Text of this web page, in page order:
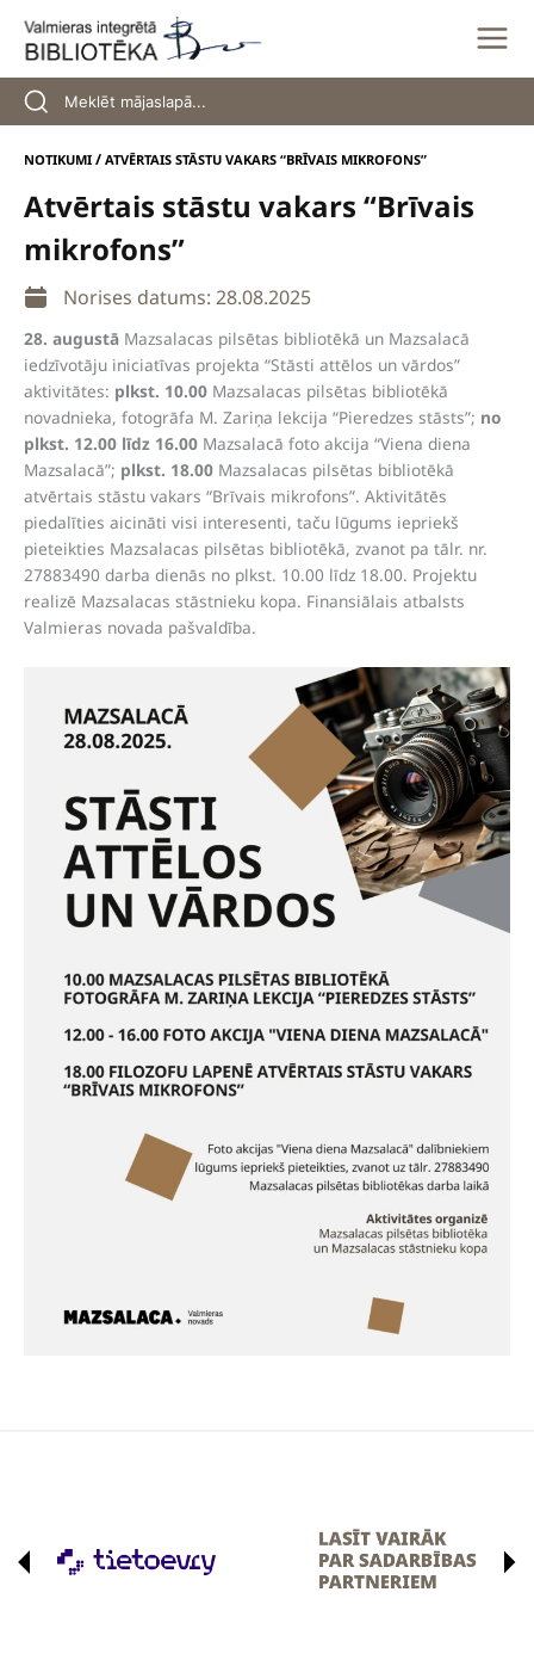
content
NOTIKUMI / ATVĒRTAIS STĀSTU VAKARS “BRĪVAIS MIKROFONS”
Atvērtais stāstu vakars “Brīvais
mikrofons”
Norises datums: 28.08.2025
28. augustā Mazsalacas pilsētas bibliotēkā un Mazsalacā
iedzīvotāju iniciatīvas projekta “Stāsti attēlos un vārdos”
aktivitātes: plkst. 10.00 Mazsalacas pilsētas bibliotēkā
novadnieka, fotogrāfa M. Zariņa lekcija “Pieredzes stāsts”; no
plkst. 12.00 līdz 16.00 Mazsalacā foto akcija “Viena diena
Mazsalacā”; plkst. 18.00 Mazsalacas pilsētas bibliotēkā
atvērtais stāstu vakars “Brīvais mikrofons”. Aktivitātēs
piedalīties aicināti visi interesenti, taču lūgums iepriekš
pieteikties Mazsalacas pilsētas bibliotēkā, zvanot pa tālr. nr.
27883490 darba dienās no plkst. 10.00 līdz 18.00. Projektu
realizē Mazsalacas stāstnieku kopa. Finansiālais atbalsts
Valmieras novada pašvaldība.